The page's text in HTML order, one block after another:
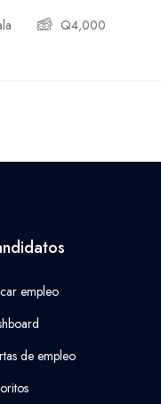
Q4,000
empleo
de empleo